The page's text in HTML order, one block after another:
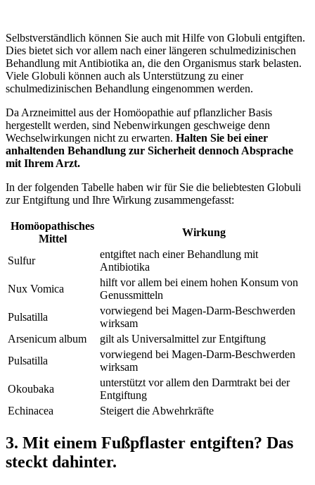
Selbstverständlich können Sie auch mit Hilfe von Globuli entgiften.
Dies bietet sich vor allem nach einer längeren schulmedizinischen
Behandlung mit Antibiotika an, die den Organismus stark belasten.
Viele Globuli können auch als Unterstützung zu einer
schulmedizinischen Behandlung eingenommen werden.
Da Arzneimittel aus der Homöopathie auf pflanzlicher Basis
hergestellt werden, sind Nebenwirkungen geschweige denn
Wechselwirkungen nicht zu erwarten. Halten Sie bei einer
anhaltenden Behandlung zur Sicherheit dennoch Absprache
mit Ihrem Arzt.
In der folgenden Tabelle haben wir für Sie die beliebtesten Globuli
zur Entgiftung und Ihre Wirkung zusammengefasst:
Homöopathisches
Mittel
Wirkung
Sulfur
entgiftet nach einer Behandlung mit
Antibiotika
Nux Vomica
hilft vor allem bei einem hohen Konsum von
Genussmitteln
Pulsatilla
vorwiegend bei Magen-Darm-Beschwerden
wirksam
Arsenicum album
gilt als Universalmittel zur Entgiftung
Pulsatilla
vorwiegend bei Magen-Darm-Beschwerden
wirksam
Okoubaka
unterstützt vor allem den Darmtrakt bei der
Entgiftung
Echinacea
Steigert die Abwehrkräfte
3. Mit einem Fußpflaster entgiften? Das
steckt dahinter.